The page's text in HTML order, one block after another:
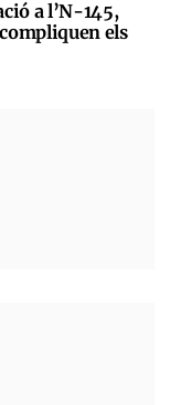
a l’N-145,
els